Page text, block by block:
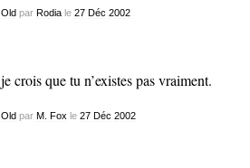
Oldpar Rodiale 27 Déc 2002
je crois que tu n’existes pas vraiment.
Oldpar M. Fox le 27 Déc 2002